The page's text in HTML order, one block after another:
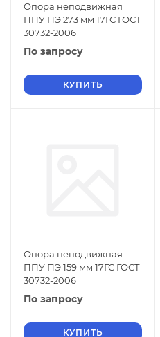
Опора неподвижная
ППУ ПЭ 273 мм 17ГС ГОСТ
30732-2006
По запросу
КУПИТЬ
Опора неподвижная
ППУ ПЭ 159 мм 17ГС ГОСТ
30732-2006
По запросу
КУПИТЬ